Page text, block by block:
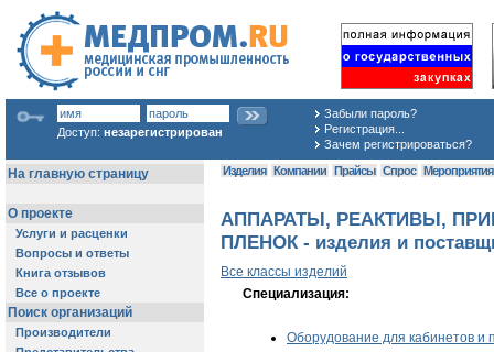
Доступ: незарегистрирован
Забыли пароль?
Регистрация...
Зачем регистрироваться?
Изделия Компании Прайсы Спрос Мероприятия
АППАРАТЫ, РЕАКТИВЫ,
ПЛЕНОК - изделия и
Все классы изделий
Специализация:
Оборудование для кабинетов и